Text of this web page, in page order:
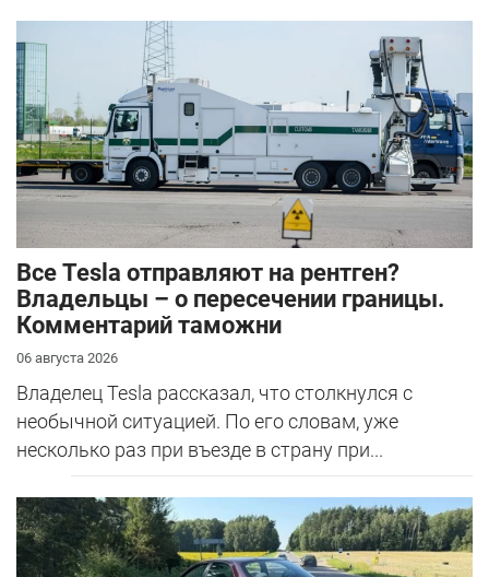
Все Tesla отправляют на рентген?
Владельцы – о пересечении границы.
Комментарий таможни
06 августа 2026
Владелец Tesla рассказал, что столкнулся с
необычной ситуацией. По его словам, уже
несколько раз при въезде в страну при...